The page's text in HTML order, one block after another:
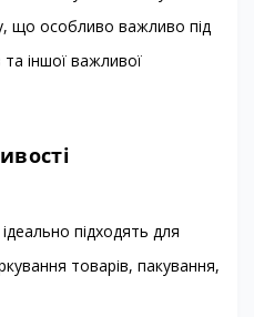
що особливо важливо під
іншої важливої
підходять для
товарів, пакування,